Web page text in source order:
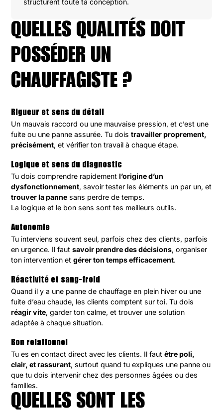
structurent toute ta conception.
QUELLES QUALITÉS DOIT
POSSÉDER UN
CHAUFFAGISTE ?
Rigueur et sens du détail
Un mauvais raccord ou une mauvaise pression, et c’est une
fuite ou une panne assurée. Tu doistravailler proprement,
précisément, et vérifier ton travail à chaque étape.
Logique et sens du diagnostic
Tu dois comprendre rapidementl’origine d’un
dysfonctionnement, savoir tester les éléments un par un, et
trouver la panne sans perdre de temps.
La logique et le bon sens sont tes meilleurs outils.
Autonomie
Tu interviens souvent seul, parfois chez des clients, parfois
en urgence. Il fautsavoir prendre des décisions, organiser
ton intervention etgérer ton temps efficacement.
Réactivité et sang-froid
Quand il y a une panne de chauffage en plein hiver ou une
fuite d’eau chaude, les clients comptent sur toi. Tu dois
réagir vite, garder ton calme, et trouver une solution
adaptée à chaque situation.
Bon relationnel
Tu es en contact direct avec les clients. Il fautêtre poli,
clair, et rassurant, surtout quand tu expliques une panne ou
que tu dois intervenir chez des personnes âgées ou des
familles.
QUELLES SONT LES